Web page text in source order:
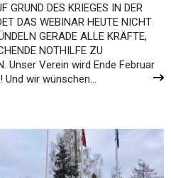
GRUND DES KRIEGES IN DER
DAS WEBINAR HEUTE NICHT
GERADE ALLE KRÄFTE,
NOTHILFE ZU
Unser Verein wird Ende Februar
Und wir wünschen…